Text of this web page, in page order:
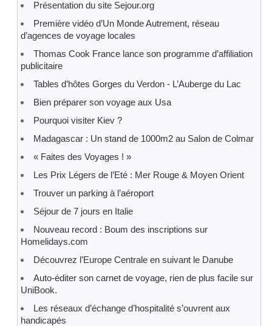
Présentation du site Sejour.org
Première vidéo d’Un Monde Autrement, réseau
d’agences de voyage locales
Thomas Cook France lance son programme d’affiliation
publicitaire
Tables d’hôtes Gorges du Verdon - L’Auberge du Lac
Bien préparer son voyage aux Usa
Pourquoi visiter Kiev ?
Madagascar : Un stand de 1000m2 au Salon de Colmar
« Faites des Voyages ! »
Les Prix Légers de l’Eté : Mer Rouge & Moyen Orient
Trouver un parking à l’aéroport
Séjour de 7 jours en Italie
Nouveau record : Boum des inscriptions sur
Homelidays.com
Découvrez l’Europe Centrale en suivant le Danube
Auto-éditer son carnet de voyage, rien de plus facile sur
UniBook.
Les réseaux d’échange d’hospitalité s’ouvrent aux
handicapés